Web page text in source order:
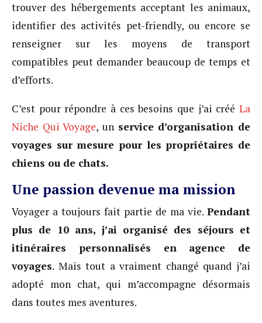
trouver des hébergements acceptant les animaux,
identifier des activités pet-friendly, ou encore se
renseigner sur les moyens de transport
compatibles peut demander beaucoup de temps et
d’efforts.
C’est pour répondre à ces besoins que j’ai créé La
Niche Qui Voyage, un service d’organisation de
voyages sur mesure pour les propriétaires de
chiens ou de chats.
Une passion devenue ma mission
Voyager a toujours fait partie de ma vie. Pendant
plus de 10 ans, j’ai organisé des séjours et
itinéraires personnalisés en agence de
voyages. Mais tout a vraiment changé quand j’ai
adopté mon chat, qui m’accompagne désormais
dans toutes mes aventures.